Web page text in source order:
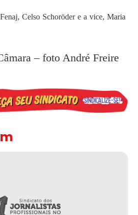
Celso Schoröder e a vice, Maria
– foto André Freire